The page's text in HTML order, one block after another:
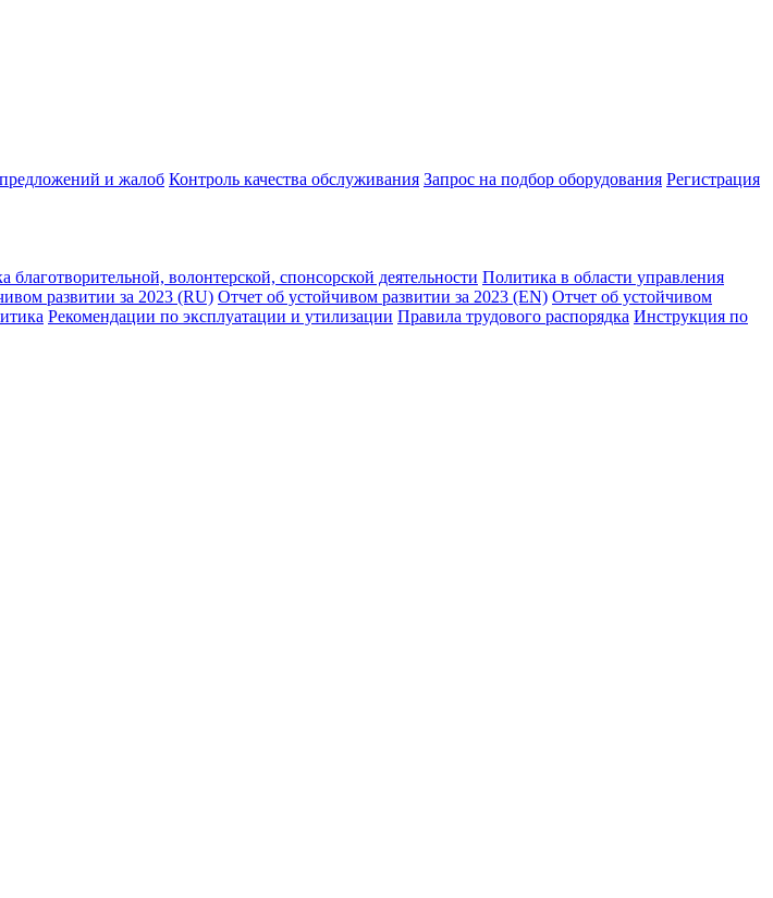
и жалоб Контроль качества обслуживания Запрос на подбор оборудования Регистрация
благотворительной, волонтерской, спонсорской деятельности Политика в области управления
развитии за 2023 (RU) Отчет об устойчивом развитии за 2023 (EN) Отчет об устойчивом
Рекомендации по эксплуатации и утилизации Правила трудового распорядка Инструкция по